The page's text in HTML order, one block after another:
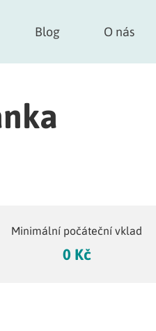
Blog O nás
Minimální počáteční vklad
0 Kč